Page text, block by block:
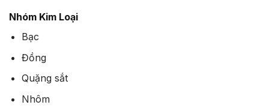
Nhóm Kim Loại
Bạc
Đồng
Quặng sắt
Nhôm